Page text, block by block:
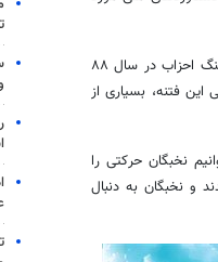
دشمنان با راه اندازی این فتنه به دنبال جابجایی نرم سیاسی این نظام بودند، پیچیدگی ۸ ماه جنگ احزاب در سال ۸۸
این فتنه، بسیاری از
خوانیم نخبگان حرکتی را
و نخبگان به دنبال